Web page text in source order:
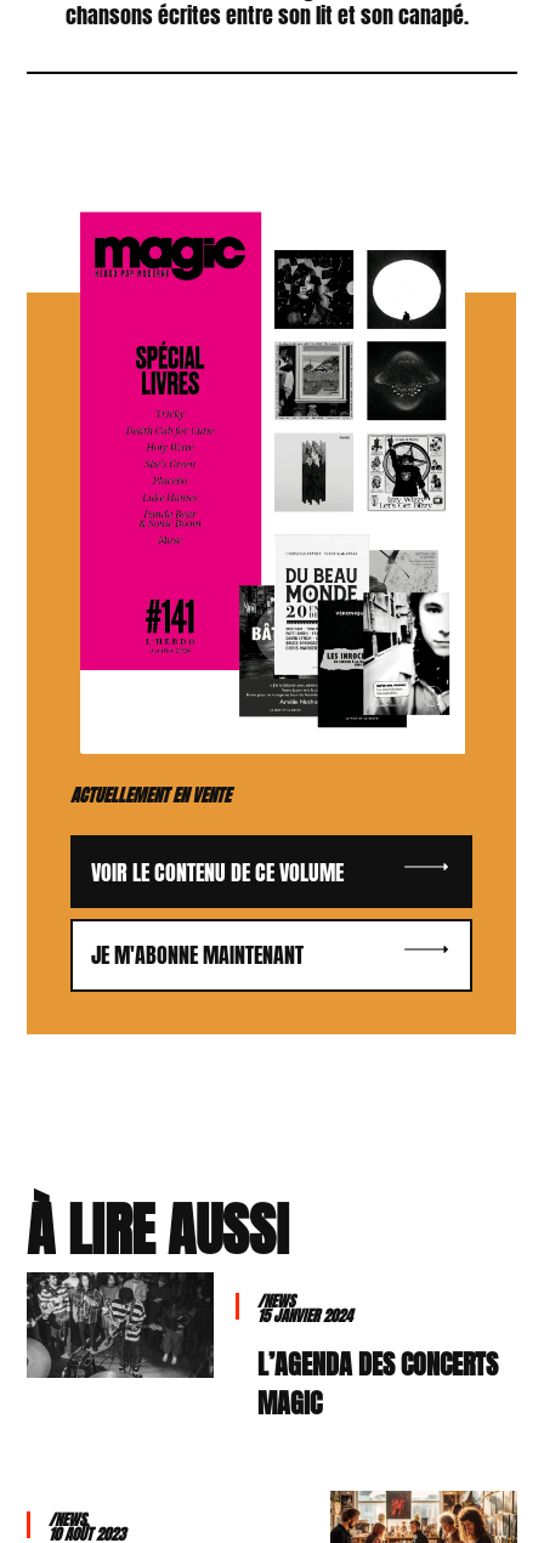
chansons écrites entre son lit et son canapé.
ACTUELLEMENT EN VENTE
VOIR LE CONTENU DE CE VOLUME
JE M'ABONNE MAINTENANT
À LIRE AUSSI
/NEWS
15 JANVIER 2024
L’AGENDA DES CONCERTS
MAGIC
/NEWS
10 AOÛT 2023